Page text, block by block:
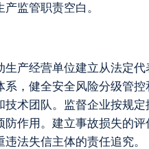
监管职责空白。
产经营单位建立从法定
，健全安全风险分级管
术团队。监督企业按规
作用。建立事故损失的
法失信主体的责任追究。